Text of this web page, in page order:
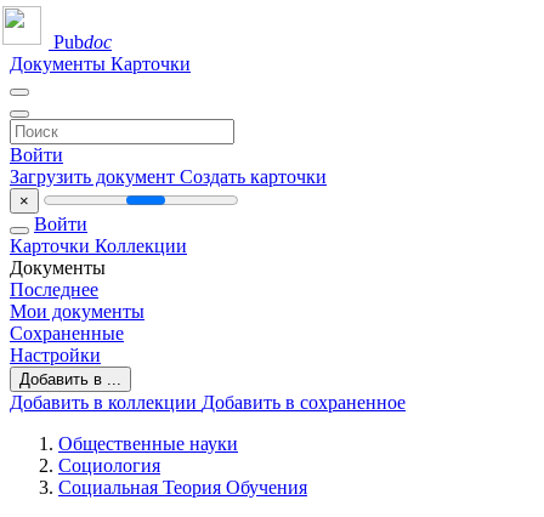
Pubdoc
Документы Карточки
Войти
Загрузить документ Создать карточки
×
Войти
Карточки Коллекции
Документы
Последнее
Мои документы
Сохраненные
Настройки
Добавить в ...
Добавить в коллекции Добавить в сохраненное
Общественные науки
Социология
Социальная Теория Обучения